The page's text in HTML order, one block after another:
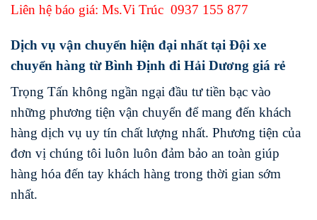
Liên hệ báo giá: Ms.Vi Trúc 0937 155 877
Dịch vụ vận chuyển hiện đại nhất tại Đội xe
chuyển hàng từ Bình Định đi Hải Dương giá rẻ
Trọng Tấn không ngần ngại đầu tư tiền bạc vào
những phương tiện vận chuyển để mang đến khách
hàng dịch vụ uy tín chất lượng nhất. Phương tiện của
đơn vị chúng tôi luôn luôn đảm bảo an toàn giúp
hàng hóa đến tay khách hàng trong thời gian sớm
nhất.